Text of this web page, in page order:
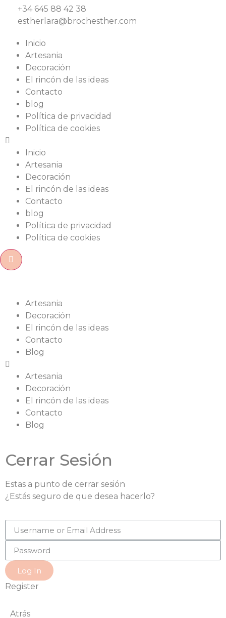
+34 645 88 42 38
estherlara@brochesther.com
Inicio
Artesania
Decoración
El rincón de las ideas
Contacto
blog
Política de privacidad
Política de cookies
Inicio
Artesania
Decoración
El rincón de las ideas
Contacto
blog
Política de privacidad
Política de cookies
Artesania
Decoración
El rincón de las ideas
Contacto
Blog
Artesania
Decoración
El rincón de las ideas
Contacto
Blog
Cerrar Sesión
Estas a punto de cerrar sesión
¿Estás seguro de que desea hacerlo?
Log In
Register
Atrás